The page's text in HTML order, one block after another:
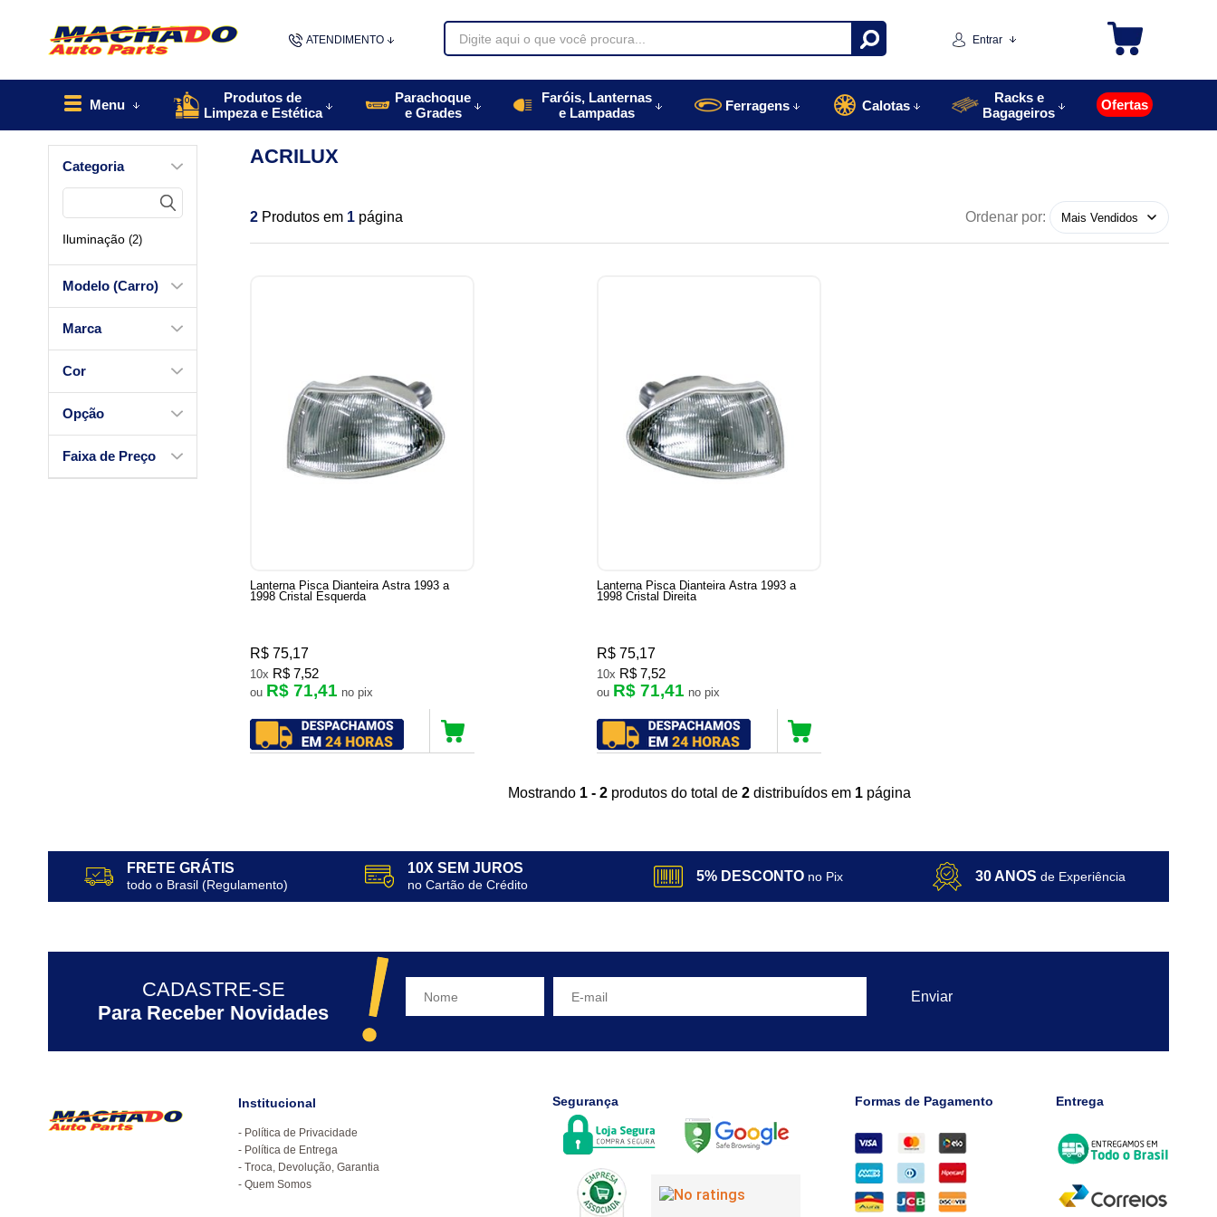
ATENDIMENTO
48996770085
Entrar
Menu
Produtos de
Limpeza e Estética
Parachoque
e Grades
Faróis, Lanternas
e Lampadas
Ferragens Calotas
Racks e
Bagageiros
Ofertas
Categoria
Iluminação (2)
Modelo (Carro)
Marca
Cor
Opção
Faixa de Preço
ACRILUX
2 Produtos em 1 página Ordenar por:
Lanterna Pisca Dianteira Astra 1993 a
1998 Cristal Esquerda
R$ 75,17
10x R$ 7,52
ou R$ 71,41 no pix
Lanterna Pisca Dianteira Astra 1993 a
1998 Cristal Direita
R$ 75,17
10x R$ 7,52
ou R$ 71,41 no pix
Mostrando 1 - 2 produtos do total de 2distribuídos em 1página
FRETE GRÁTIS
todo o Brasil (Regulamento)
10X SEM JUROS
no Cartão de Crédito
5% DESCONTO no Pix 30 ANOS de Experiência
CADASTRE-SE
Para Receber Novidades
Institucional
Política de Privacidade
Política de Entrega
Troca, Devolução, Garantia
Quem Somos
Segurança Formas de Pagamento Entrega